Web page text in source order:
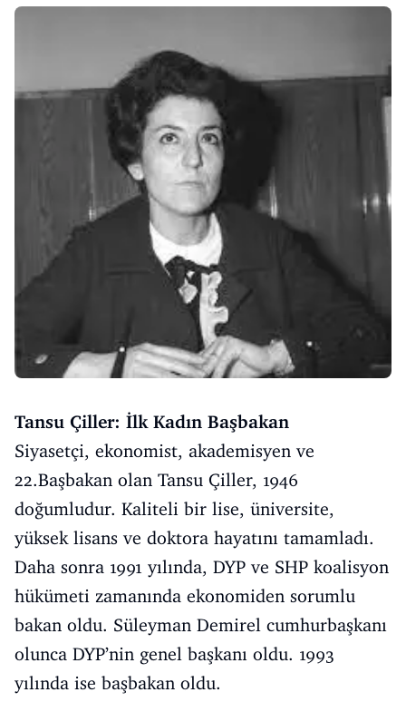
Tansu Çiller: İlk Kadın Başbakan
Siyasetçi, ekonomist, akademisyen ve
22.Başbakan olan Tansu Çiller, 1946
doğumludur. Kaliteli bir lise, üniversite,
yüksek lisans ve doktora hayatını tamamladı.
Daha sonra 1991 yılında, DYP ve SHP koalisyon
hükümeti zamanında ekonomiden sorumlu
bakan oldu. Süleyman Demirel cumhurbaşkanı
olunca DYP’nin genel başkanı oldu. 1993
yılında ise başbakan oldu.